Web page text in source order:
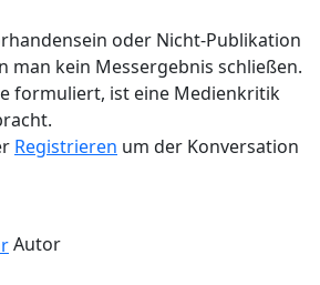
oder Nicht-Publikation
man kein Messergebnis schließen.
formuliert, ist eine Medienkritik
Registrieren um der Konversation
Autor